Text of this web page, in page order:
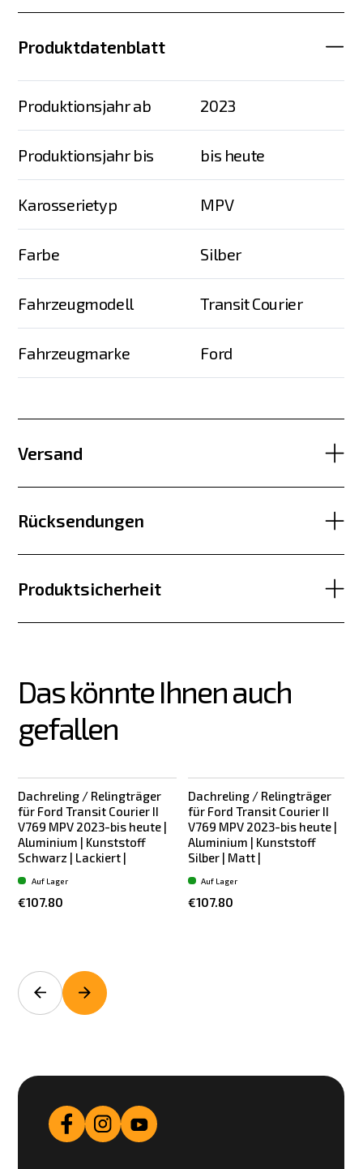
Produktdatenblatt
Produktionsjahr ab 2023
Produktionsjahr bis bis heute
Karosserietyp MPV
Farbe Silber
Fahrzeugmodell Transit Courier
Fahrzeugmarke Ford
Versand
Rücksendungen
Produktsicherheit
Das könnte Ihnen auch
gefallen
Dachreling / Relingträger
für Ford Transit Courier II
V769 MPV 2023-bis heute |
Aluminium | Kunststoff
Schwarz | Lackiert |
€107.80
Auf Lager
Dachreling / Relingträger
für Ford Transit Courier II
V769 MPV 2023-bis heute |
Aluminium | Kunststoff
Silber | Matt |
€107.80
Auf Lager